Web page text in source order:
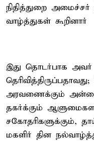
நிதித்துறை
வாழ்த்துகள் கூறினார்
இது தொடர்பாக
அரவணைக்கும்
தகர்க்கும்
சகோதரிகளுக்கும்,
மகளிர் தின